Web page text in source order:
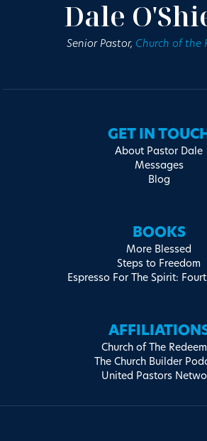
Dale
Senior Pastor, Church of the
GET IN TOUCH
About Pastor Dale
Messages
Blog
BOOKS
More Blessed
Steps to Freedom
Espresso For The Spirit:
Church of The
The Church Builder
United Pastors